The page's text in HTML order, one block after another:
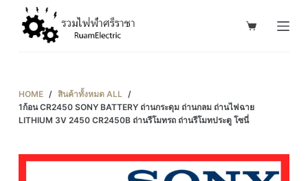
o
c
HOME / สินค้าทั้งหมด ALL /
1ก้อน CR2450 SONY BATTERY ถ่านกระดุม ถ่านกลม ถ่านไฟฉาย
LITHIUM 3V 2450 CR2450B ถ่านรีโมทรถ ถ่านรีโมทประตู โซนี่